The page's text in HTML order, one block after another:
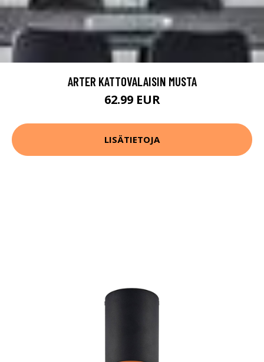
ARTER KATTOVALAISIN MUSTA
62.99 EUR
LISÄTIETOJA